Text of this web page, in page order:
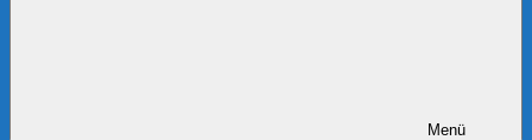
Menü